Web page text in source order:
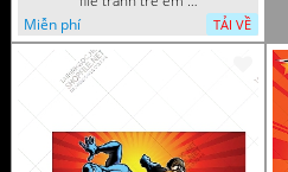
Miễn phí
TẢI VỀ